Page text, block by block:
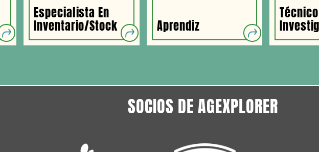
Especialista En
Inventario/Stock Aprendiz
SOCIOS DE AGEXPLORER